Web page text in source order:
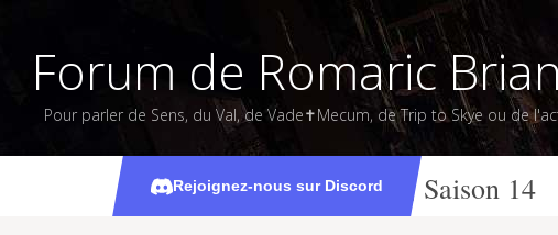
Forum de Romaric
Pour parler de Sens, du Val, de Vade✝Mecum, de Trip to Skye ou de
Rejoignez-nous sur Discord
Podcasts de La Cellule, Saison 14